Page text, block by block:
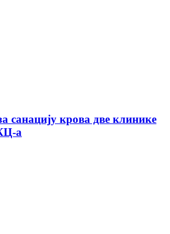
санацију крова две клинике
а